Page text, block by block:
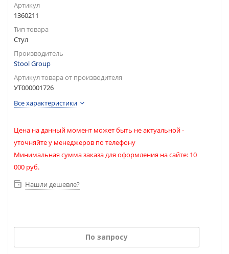
Артикул
1360211
Тип товара
Стул
Производитель
Stool Group
Артикул товара от производителя
УТ000001726
Все характеристики
Цена на данный момент может быть не актуальной -
уточняйте у менеджеров по телефону
Минимальная сумма заказа для оформления на сайте: 10
000 руб.
Нашли дешевле?
По запросу